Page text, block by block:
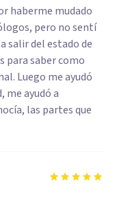
haberme mudado
pero no sentí
salir del estado de
para saber como
Luego me ayudó
me ayudó a
las partes que